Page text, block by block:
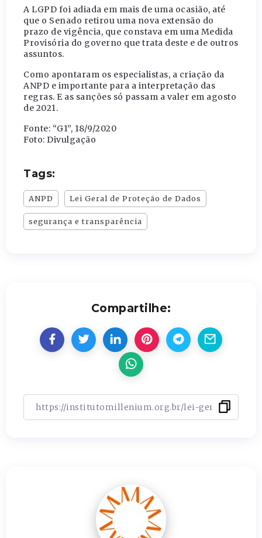
A LGPD foi adiada em mais de uma ocasião, até
que o Senado retirou uma nova extensão do
prazo de vigência, que constava em uma Medida
Provisória do governo que trata deste e de outros
assuntos.
Como apontaram os especialistas, a criação da
ANPD e importante para a interpretação das
regras. E as sanções só passam a valer em agosto
de 2021.
Fonte: “G1”, 18/9/2020
Foto: Divulgação
Tags:
ANPD Lei Geral de Proteção de Dados
segurança e transparência
Compartilhe: